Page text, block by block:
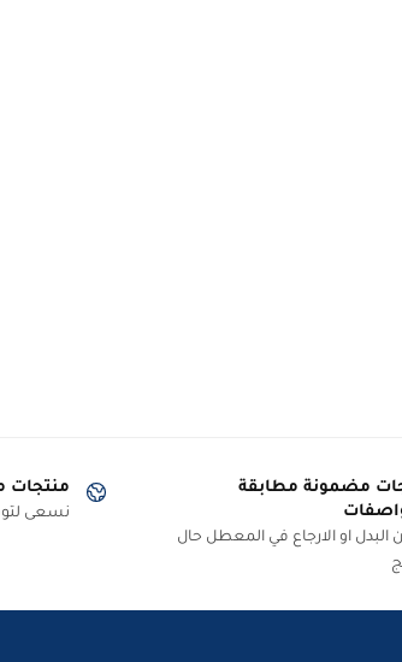
مضمونة مطابقة
البدل او الارجاع في المعطل حال
منتجات
نسعى